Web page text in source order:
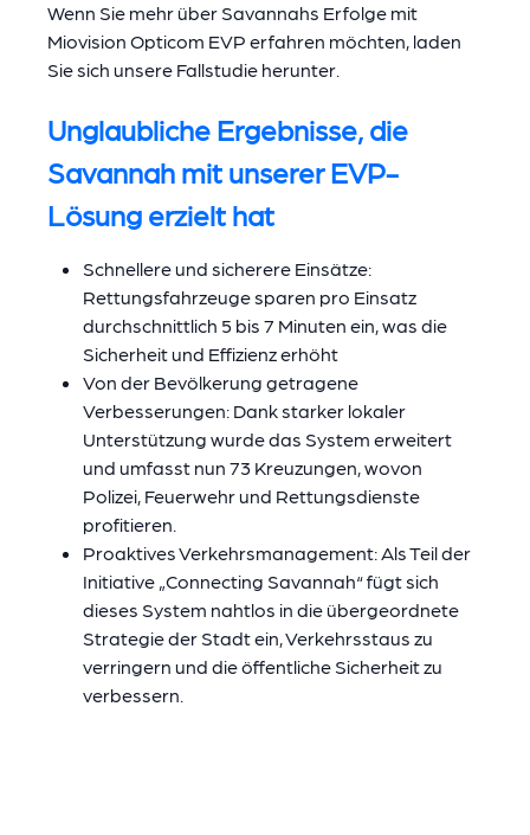
Wenn Sie mehr über Savannahs Erfolge mit
Miovision Opticom EVP erfahren möchten, laden
Sie sich unsere Fallstudie herunter.
Unglaubliche Ergebnisse, die
Savannah mit unserer EVP-
Lösung erzielt hat
Schnellere und sicherere Einsätze:
Rettungsfahrzeuge sparen pro Einsatz
durchschnittlich 5 bis 7 Minuten ein, was die
Sicherheit und Effizienz erhöht
Von der Bevölkerung getragene
Verbesserungen: Dank starker lokaler
Unterstützung wurde das System erweitert
und umfasst nun 73 Kreuzungen, wovon
Polizei, Feuerwehr und Rettungsdienste
profitieren.
Proaktives Verkehrsmanagement: Als Teil der
Initiative „Connecting Savannah“ fügt sich
dieses System nahtlos in die übergeordnete
Strategie der Stadt ein, Verkehrsstaus zu
verringern und die öffentliche Sicherheit zu
verbessern.